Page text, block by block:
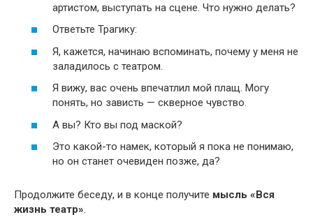
артистом, выступать на сцене. Что нужно делать?
Ответьте Трагику:
Я, кажется, начинаю вспоминать, почему у меня не
заладилось с театром.
Я вижу, вас очень впечатлил мой плащ. Могу
понять, но зависть — скверное чувство.
А вы? Кто вы под маской?
Это какой-то намек, который я пока не понимаю,
но он станет очевиден позже, да?
Продолжите беседу, и в конце получите мысль «Вся
жизнь театр».